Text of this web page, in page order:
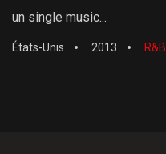
un single music...
États-Unis 2013 R&B